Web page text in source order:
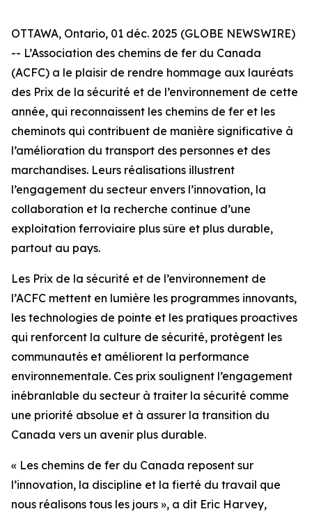
OTTAWA, Ontario, 01 déc. 2025 (GLOBE NEWSWIRE)
-- L’Association des chemins de fer du Canada
(ACFC) a le plaisir de rendre hommage aux lauréats
des Prix de la sécurité et de l’environnement de cette
année, qui reconnaissent les chemins de fer et les
cheminots qui contribuent de manière significative à
l’amélioration du transport des personnes et des
marchandises. Leurs réalisations illustrent
l’engagement du secteur envers l’innovation, la
collaboration et la recherche continue d’une
exploitation ferroviaire plus sûre et plus durable,
partout au pays.
Les Prix de la sécurité et de l’environnement de
l’ACFC mettent en lumière les programmes innovants,
les technologies de pointe et les pratiques proactives
qui renforcent la culture de sécurité, protègent les
communautés et améliorent la performance
environnementale. Ces prix soulignent l’engagement
inébranlable du secteur à traiter la sécurité comme
une priorité absolue et à assurer la transition du
Canada vers un avenir plus durable.
« Les chemins de fer du Canada reposent sur
l’innovation, la discipline et la fierté du travail que
nous réalisons tous les jours », a dit Eric Harvey,